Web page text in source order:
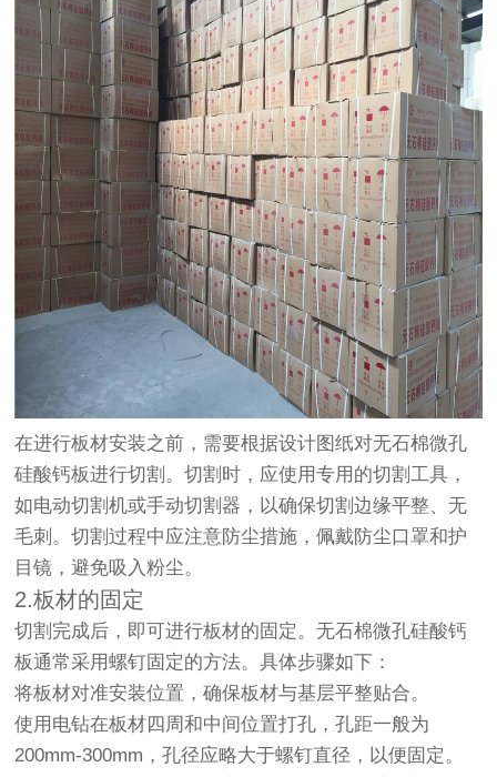
在进行板材安装之前，需要根据设计图纸对无石棉微孔
硅酸钙板进行切割。切割时，应使用专用的切割工具，
如电动切割机或手动切割器，以确保切割边缘平整、无
毛刺。切割过程中应注意防尘措施，佩戴防尘口罩和护
目镜，避免吸入粉尘。
2.板材的固定
切割完成后，即可进行板材的固定。无石棉微孔硅酸钙
板通常采用螺钉固定的方法。具体步骤如下：
将板材对准安装位置，确保板材与基层平整贴合。
使用电钻在板材四周和中间位置打孔，孔距一般为
200mm-300mm，孔径应略大于螺钉直径，以便固定。